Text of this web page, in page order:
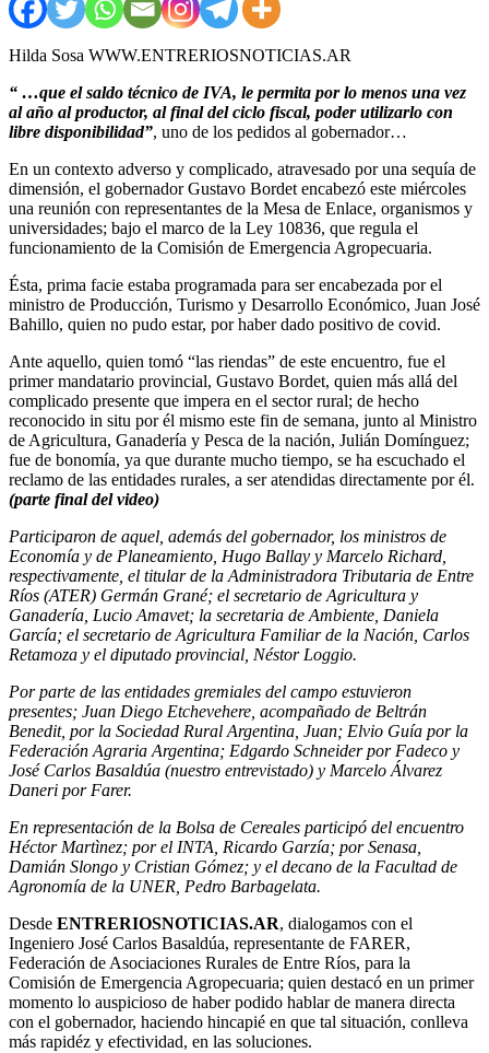
Hilda Sosa WWW.ENTRERIOSNOTICIAS.AR
“ …que el saldo técnico de IVA, le permita por lo menos una vez
al año al productor, al final del ciclo fiscal, poder utilizarlo con
libre disponibilidad”, uno de los pedidos al gobernador…
En un contexto adverso y complicado, atravesado por una sequía de
dimensión, el gobernador Gustavo Bordet encabezó este miércoles
una reunión con representantes de la Mesa de Enlace, organismos y
universidades; bajo el marco de la Ley 10836, que regula el
funcionamiento de la Comisión de Emergencia Agropecuaria.
Ésta, prima facie estaba programada para ser encabezada por el
ministro de Producción, Turismo y Desarrollo Económico, Juan José
Bahillo, quien no pudo estar, por haber dado positivo de covid.
Ante aquello, quien tomó “las riendas” de este encuentro, fue el
primer mandatario provincial, Gustavo Bordet, quien más allá del
complicado presente que impera en el sector rural; de hecho
reconocido in situ por él mismo este fin de semana, junto al Ministro
de Agricultura, Ganadería y Pesca de la nación, Julián Domínguez;
fue de bonomía, ya que durante mucho tiempo, se ha escuchado el
reclamo de las entidades rurales, a ser atendidas directamente por él.
(parte final del video)
Participaron de aquel, además del gobernador, los ministros de
Economía y de Planeamiento, Hugo Ballay y Marcelo Richard,
respectivamente, el titular de la Administradora Tributaria de Entre
Ríos (ATER) Germán Grané; el secretario de Agricultura y
Ganadería, Lucio Amavet; la secretaria de Ambiente, Daniela
García; el secretario de Agricultura Familiar de la Nación, Carlos
Retamoza y el diputado provincial, Néstor Loggio.
Por parte de las entidades gremiales del campo estuvieron
presentes; Juan Diego Etchevehere, acompañado de Beltrán
Benedit, por la Sociedad Rural Argentina, Juan; Elvio Guía por la
Federación Agraria Argentina; Edgardo Schneider por Fadeco y
José Carlos Basaldúa (nuestro entrevistado) y Marcelo Álvarez
Daneri por Farer.
En representación de la Bolsa de Cereales participó del encuentro
Héctor Martìnez; por el INTA, Ricardo Garzía; por Senasa,
Damián Slongo y Cristian Gómez; y el decano de la Facultad de
Agronomía de la UNER, Pedro Barbagelata.
Desde ENTRERIOSNOTICIAS.AR, dialogamos con el
Ingeniero José Carlos Basaldúa, representante de FARER,
Federación de Asociaciones Rurales de Entre Ríos, para la
Comisión de Emergencia Agropecuaria; quien destacó en un primer
momento lo auspicioso de haber podido hablar de manera directa
con el gobernador, haciendo hincapié en que tal situación, conlleva
más rapidéz y efectividad, en las soluciones.